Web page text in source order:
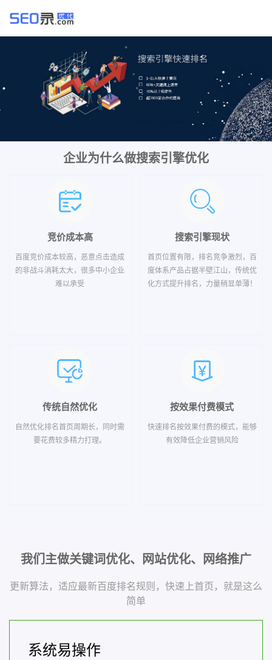
企业为什么做搜索引擎优化
竞价成本高
百度竞价成本较高，恶意点击造成
的非战斗消耗太大，很多中小企业
难以承受
搜索引擎现状
首页位置有限，排名竞争激烈，百
度体系产品占据半壁江山，传统优
化方式提升排名，力量稍显单薄！
传统自然优化
自然优化排名首页周期长，同时需
要花费较多精力打理。
按效果付费模式
快速排名按效果付费的模式，能够
有效降低企业营销风险
我们主做关键词优化、网站优化、网络推广
更新算法，适应最新百度排名规则，快速上首页，就是这么
简单
系统易操作